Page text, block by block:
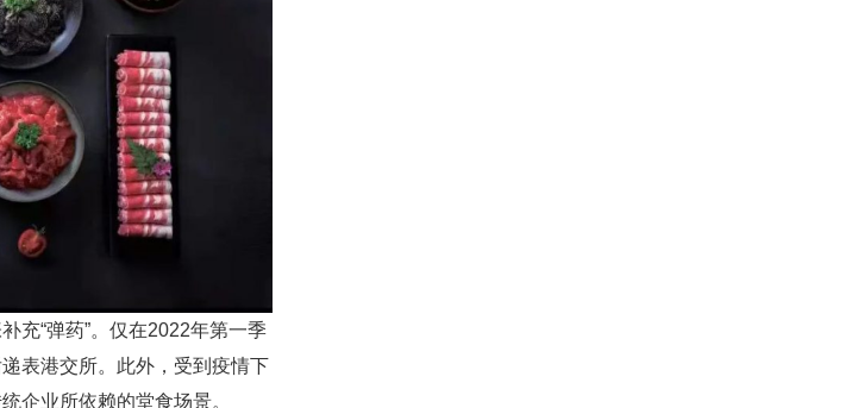
充“弹药”。仅在2022年第一季
表港交所。此外，受到疫情下
企业所依赖的堂食场景。